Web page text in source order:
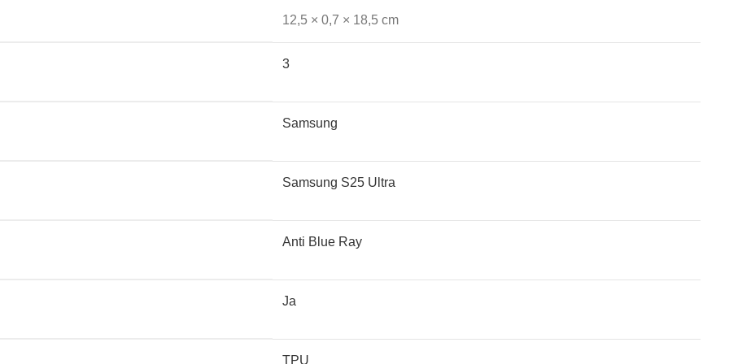
met een gel. Door de nanotechnologie heeft deze film zelfherstellende eigenschappen! En het belangrijkste
warmte en kou. Dat komt doordat het werkt op temperatuur én elektrische weerstand. Een glasplaat, hoe dun ook,
deze minder goed werkt. Screenkeeper’s Cleanfilm heeft geen effect op de werking omdat de film veel dunner is.
12,5 × 0,7 × 18,5 cm
3
Samsung
Samsung S25 Ultra
Anti Blue Ray
Ja
TPU